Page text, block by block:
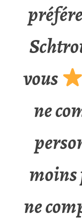
vous
ne
moins
ne